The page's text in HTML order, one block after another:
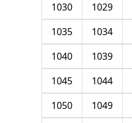
1029
1030
1034
1035
1039
1040
1044
1045
1049
1050